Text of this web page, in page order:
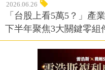
2026.06.26
「台股上看5萬5？」產
下半年聚焦3大關鍵零組